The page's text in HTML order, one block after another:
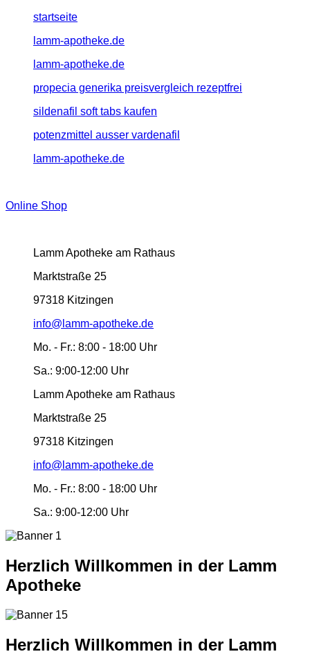
startseite
lamm-apotheke.de
lamm-apotheke.de
propecia generika preisvergleich rezeptfrei
sildenafil soft tabs kaufen
potenzmittel ausser vardenafil
lamm-apotheke.de
Online Shop
Lamm Apotheke am Rathaus
Marktstraße 25
97318 Kitzingen
info@lamm-apotheke.de
Mo. - Fr.: 8:00 - 18:00 Uhr
Sa.: 9:00-12:00 Uhr
Lamm Apotheke am Rathaus
Marktstraße 25
97318 Kitzingen
info@lamm-apotheke.de
Mo. - Fr.: 8:00 - 18:00 Uhr
Sa.: 9:00-12:00 Uhr
Herzlich Willkommen in der Lamm
Apotheke
Herzlich Willkommen in der Lamm